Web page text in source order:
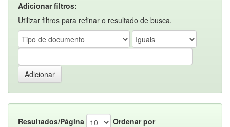
Adicionar filtros:
Utilizar filtros para refinar o resultado de busca.
Resultados/Página
Ordenar por